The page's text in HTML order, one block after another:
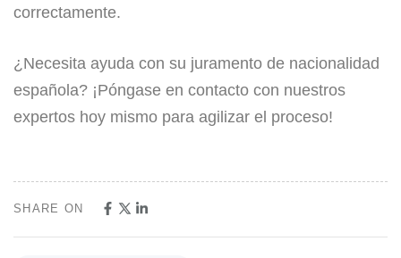
correctamente.
¿Necesita ayuda con su juramento de nacionalidad
española? ¡Póngase en contacto con nuestros
expertos hoy mismo para agilizar el proceso!
SHARE ON